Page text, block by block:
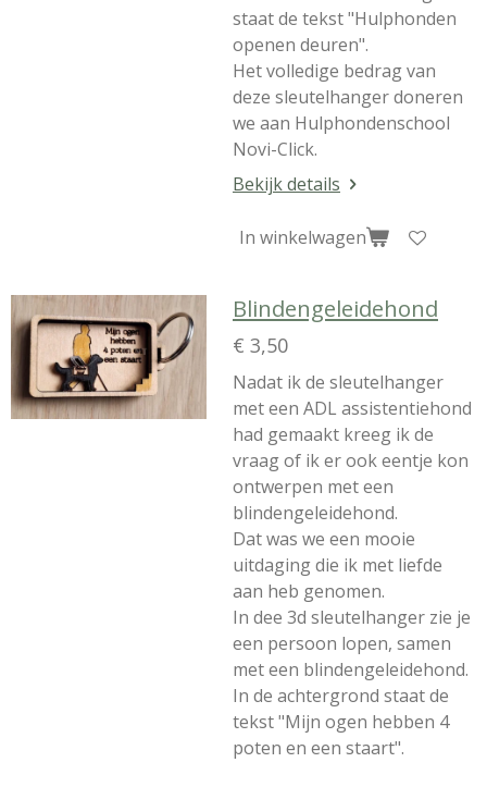
staat de tekst "Hulphonden
openen deuren".
Het volledige bedrag van
deze sleutelhanger doneren
we aan Hulphondenschool
Novi-Click.
Bekijk details
In winkelwagen
Blindengeleidehond
€ 3,50
Nadat ik de sleutelhanger
met een ADL assistentiehond
had gemaakt kreeg ik de
vraag of ik er ook eentje kon
ontwerpen met een
blindengeleidehond.
Dat was we een mooie
uitdaging die ik met liefde
aan heb genomen.
In dee 3d sleutelhanger zie je
een persoon lopen, samen
met een blindengeleidehond.
In de achtergrond staat de
tekst "Mijn ogen hebben 4
poten en een staart".